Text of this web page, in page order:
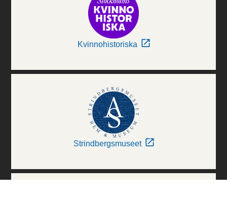
Kvinnohistoriska
Strindbergsmuseet